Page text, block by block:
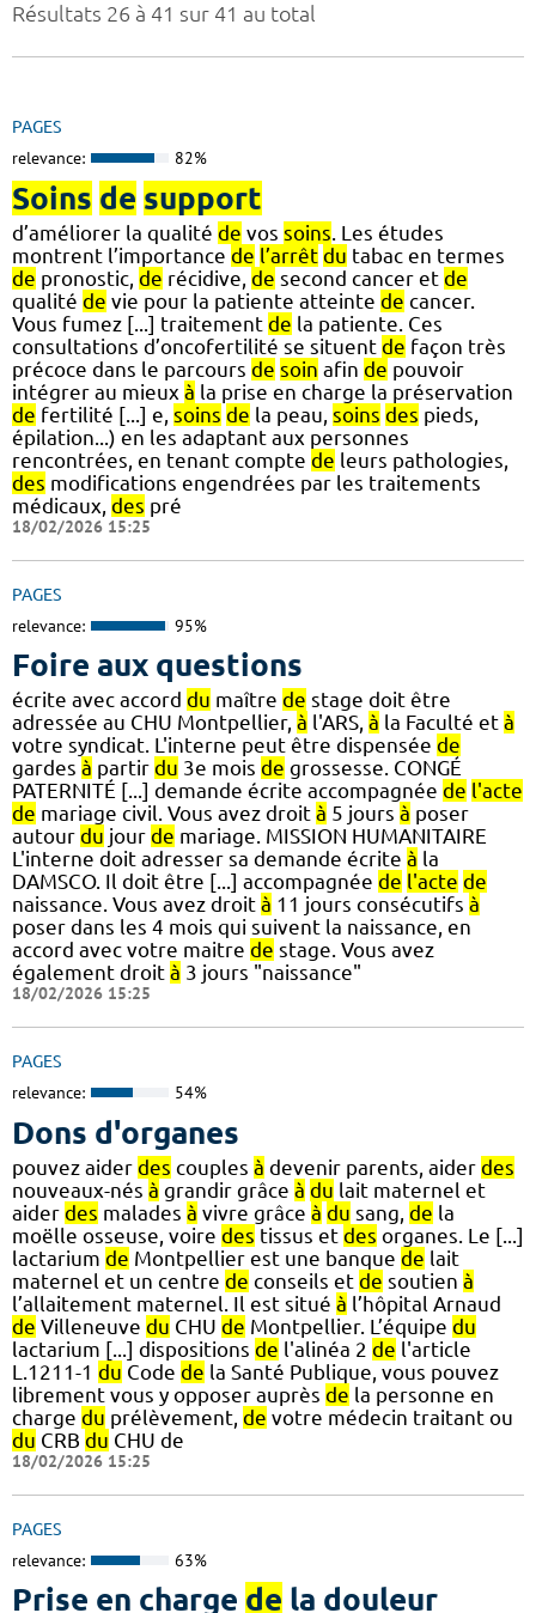
Résultats 26 à 41 sur 41 au total
PAGES
relevance: 82%
Soins de support
d’améliorer la qualité de vos soins. Les études
montrent l’importance de l’arrêt du tabac en termes
de pronostic, de récidive, de second cancer et de
qualité de vie pour la patiente atteinte de cancer.
Vous fumez [...] traitement de la patiente. Ces
consultations d’oncofertilité se situent de façon très
précoce dans le parcours de soin afin de pouvoir
intégrer au mieux à la prise en charge la préservation
de fertilité [...] e, soins de la peau, soins des pieds,
épilation...) en les adaptant aux personnes
rencontrées, en tenant compte de leurs pathologies,
des modifications engendrées par les traitements
médicaux, des pré
18/02/2026 15:25
PAGES
relevance: 95%
Foire aux questions
écrite avec accord du maître de stage doit être
adressée au CHU Montpellier, à l'ARS, à la Faculté et à
votre syndicat. L'interne peut être dispensée de
gardes à partir du 3e mois de grossesse. CONGÉ
PATERNITÉ [...] demande écrite accompagnée de l'acte
de mariage civil. Vous avez droit à 5 jours à poser
autour du jour de mariage. MISSION HUMANITAIRE
L'interne doit adresser sa demande écrite à la
DAMSCO. Il doit être [...] accompagnée de l'acte de
naissance. Vous avez droit à 11 jours consécutifs à
poser dans les 4 mois qui suivent la naissance, en
accord avec votre maitre de stage. Vous avez
également droit à 3 jours "naissance"
18/02/2026 15:25
PAGES
relevance: 54%
Dons d'organes
pouvez aider des couples à devenir parents, aider des
nouveaux-nés à grandir grâce à du lait maternel et
aider des malades à vivre grâce à du sang, de la
moëlle osseuse, voire des tissus et des organes. Le [...]
lactarium de Montpellier est une banque de lait
maternel et un centre de conseils et de soutien à
l’allaitement maternel. Il est situé à l’hôpital Arnaud
de Villeneuve du CHU de Montpellier. L’équipe du
lactarium [...] dispositions de l'alinéa 2 de l'article
L.1211-1 du Code de la Santé Publique, vous pouvez
librement vous y opposer auprès de la personne en
charge du prélèvement, de votre médecin traitant ou
du CRB du CHU de
18/02/2026 15:25
PAGES
relevance: 63%
Prise en charge de la douleur